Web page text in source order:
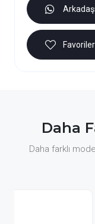
Daha
Daha farklı